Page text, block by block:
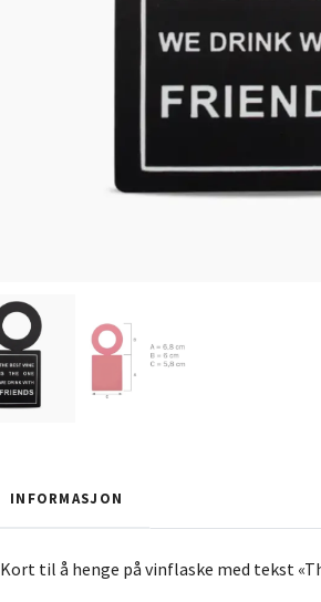
INFORMASJON
Kort til å henge på vinflaske med tekst